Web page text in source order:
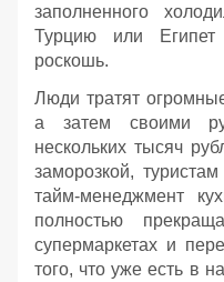
заполненного
Турцию или Египет
роскошь.
Люди тратят
а затем своими
нескольких тысяч
заморозкой,
тайм-менеджмент
полностью
супермаркетах и
того, что уже есть в